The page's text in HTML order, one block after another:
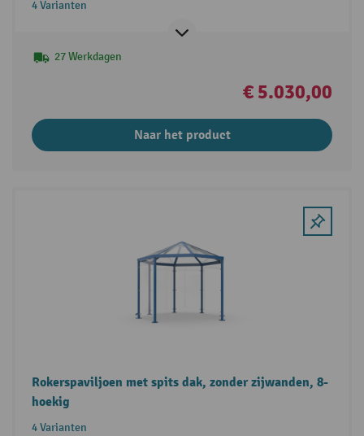
4 Varianten
27 Werkdagen
€ 5.030,00
Naar het product
Rokerspaviljoen met spits dak, zonder zijwanden, 8-
hoekig
4 Varianten